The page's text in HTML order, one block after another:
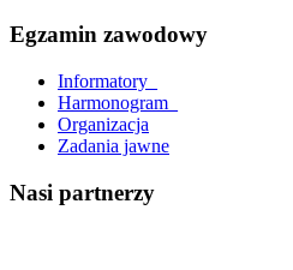
Egzamin zawodowy
Informatory_
Harmonogram_
Organizacja
Zadania jawne
Nasi partnerzy